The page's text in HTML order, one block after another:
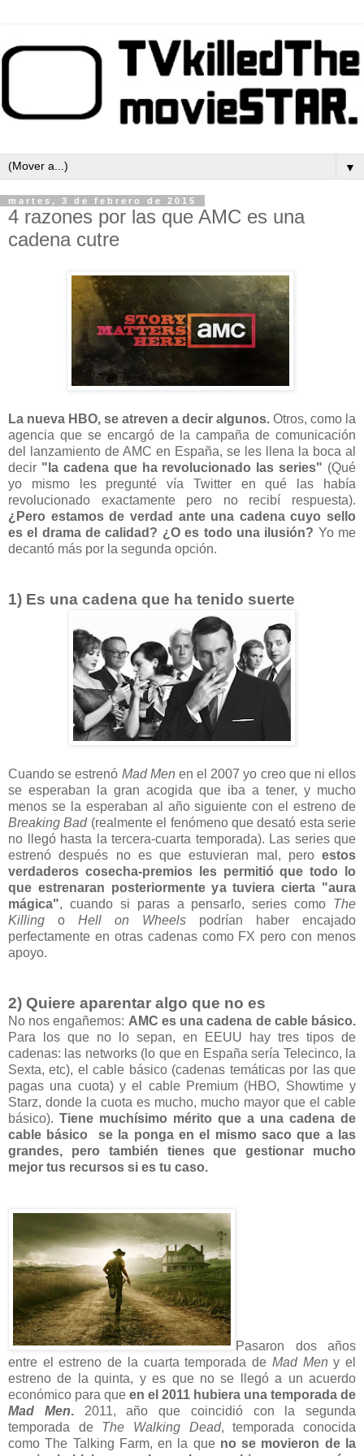
▼
martes, 3 de febrero de 2015
4 razones por las que AMC es una
cadena cutre
La nueva HBO, se atreven a decir algunos. Otros, como la
agencia que se encargó de la campaña de comunicación
del lanzamiento de AMC en España, se les llena la boca al
decir "la cadena que ha revolucionado las series" (Qué
yo mismo les pregunté vía Twitter en qué las había
revolucionado exactamente pero no recibí respuesta).
¿Pero estamos de verdad ante una cadena cuyo sello
es el drama de calidad? ¿O es todo una ilusión? Yo me
decantó más por la segunda opción.
1) Es una cadena que ha tenido suerte
Cuando se estrenó Mad Men en el 2007 yo creo que ni ellos
se esperaban la gran acogida que iba a tener, y mucho
menos se la esperaban al año siguiente con el estreno de
Breaking Bad (realmente el fenómeno que desató esta serie
no llegó hasta la tercera-cuarta temporada). Las series que
estrenó después no es que estuvieran mal, pero estos
verdaderos cosecha-premios les permitió que todo lo
que estrenaran posteriormente ya tuviera cierta "aura
mágica", cuando si paras a pensarlo, series como The
Killing o Hell on Wheels podrían haber encajado
perfectamente en otras cadenas como FX pero con menos
apoyo.
2) Quiere aparentar algo que no es
No nos engañemos: AMC es una cadena de cable básico.
Para los que no lo sepan, en EEUU hay tres tipos de
cadenas: las networks (lo que en España sería Telecinco, la
Sexta, etc), el cable básico (cadenas temáticas por las que
pagas una cuota) y el cable Premium (HBO, Showtime y
Starz, donde la cuota es mucho, mucho mayor que el cable
básico). Tiene muchísimo mérito que a una cadena de
cable básico
se la ponga en el mismo saco que a las
grandes, pero también tienes que gestionar mucho
mejor tus recursos si es tu caso.
Pasaron dos años
entre el estreno de la cuarta temporada de Mad Men y el
estreno de la quinta, y es que no se llegó a un acuerdo
económico para que en el 2011 hubiera una temporada de
Mad Men.2011, año que coincidió con la segunda
temporada deThe Walking Dead, temporada conocida
como The Talking Farm, en la que no se movieron de la